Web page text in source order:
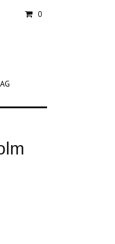
0